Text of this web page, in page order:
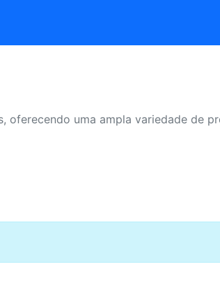
uma ampla variedade de